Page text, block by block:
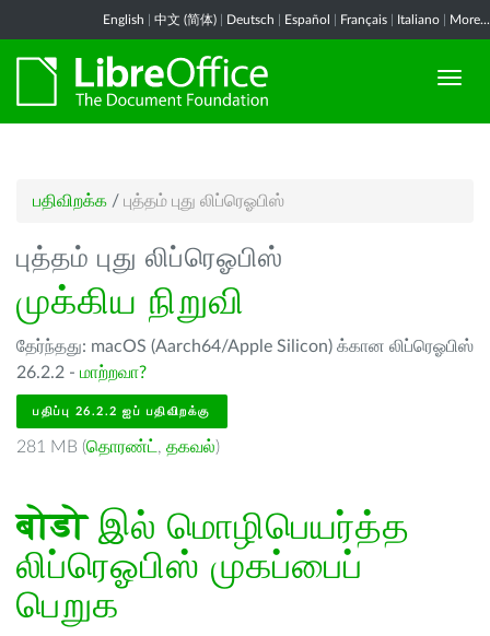
English 中文 (简体) Deutsch Español Français Italiano More...
பதிவிறக்க / புத்தம் புது லிப்ரெஓபிஸ்
புத்தம் புது லிப்ரெஓபிஸ்
முக்கிய நிறுவி
தேர்ந்தது: macOS (Aarch64/Apple Silicon) க்கான லிப்ரெஓபிஸ்
26.2.2 - மாற்றவா?
பதிப்பு 26.2.2 ஐப் பதிவிறக்கு
281 MB (தொரண்ட் , தகவல்)
बोडोஇல் மொழிபெயர்த்த
லிப்ரெஓபிஸ் முகப்பைப்
பெறுக